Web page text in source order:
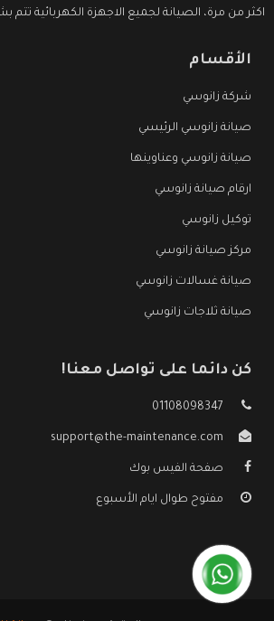
اكثر من مرة، الصيانة لجميع الاجهزة الكهربائية
الأقسام
شركة زانوسي
صيانة زانوسي الرئيسي
صيانة زانوسي وعناوينها
ارقام صيانة زانوسي
توكيل زانوسي
مركز صيانة زانوسي
صيانة غسالات زانوسي
صيانة ثلاجات زانوسي
كن دائما على تواصل معنا!
01108098347
support@the-maintenance.com
صفحة الفيس بوك
مفتوح طوال ايام الأسبوع